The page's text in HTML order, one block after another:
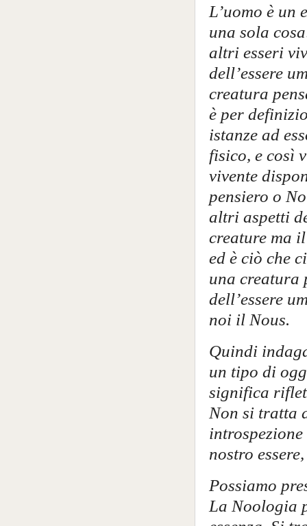
L’uomo è un
una sola
altri esseri
dell’essere
creatura
è per
istanze ad
fisico, e così
vivente
pensiero o
altri aspetti
creature ma
ed è ciò che
una creatura
dell’essere
noi il Nous.
Quindi
un tipo di
significa
Non si tratta
nostro
Possiamo
La Noologia